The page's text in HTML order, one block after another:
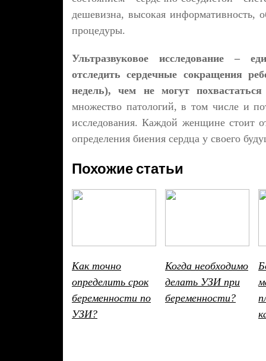
дешевизна, высокая информативность,
процедуры.
Ультразвуковое исследование –
отследить сердечные сокращения
недель), чем не могут
множество патологий, в том числе и
исследования. Каждой женщине стоит
определения биения сердца у своего
Похожие статьи
Как точно
определить срок
беременности по
УЗИ?
Когда необходимо
делать УЗИ при
беременности?